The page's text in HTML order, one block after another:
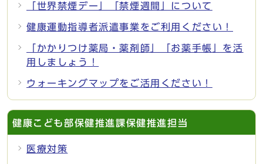
「世界禁煙デー」「禁煙週間」について
健康運動指導者派遣事業をご利用ください！
「かかりつけ薬局・薬剤師」「お薬手帳」を活
用しましょう！
ウォーキングマップをご活用ください！
健康こども部保健推進課保健推進担当
医療対策